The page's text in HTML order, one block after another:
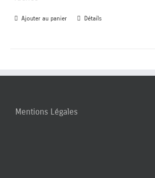
Ajouter au panier Détails
Mentions Légales